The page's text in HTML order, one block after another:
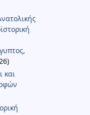
και